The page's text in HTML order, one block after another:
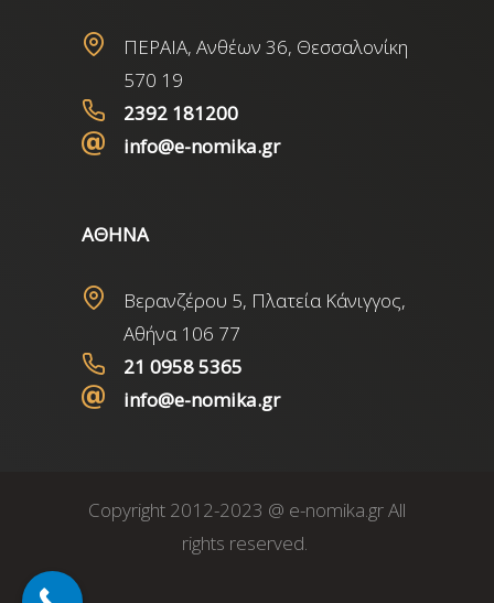
ΠΕΡΑΙΑ, Ανθέων 36, Θεσσαλονίκη
570 19
2392 181200
info@e-nomika.gr
ΑΘΗΝΑ
Βερανζέρου 5, Πλατεία Κάνιγγος,
Αθήνα 106 77
21 0958 5365
info@e-nomika.gr
Copyright 2012-2023 @ e-nomika.gr All
rights reserved.